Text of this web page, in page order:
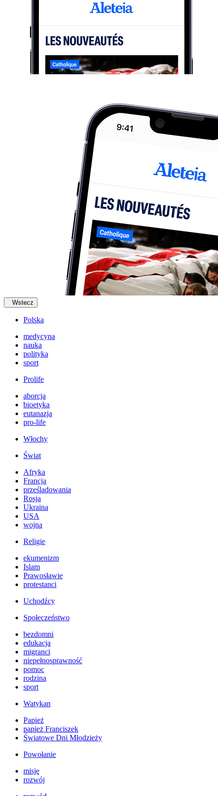
Wstecz
Polska
medycyna
nauka
polityka
sport
Prolife
aborcja
bioetyka
eutanazja
pro-life
Włochy
Świat
Afryka
Francja
prześladowania
Rosja
Ukraina
USA
wojna
Religie
ekumenizm
Islam
Prawosławie
protestanci
Uchodźcy
Społeczeństwo
bezdomni
edukacja
migranci
niepełnosprawność
pomoc
rodzina
sport
Watykan
Papież
papież Franciszek
Światowe Dni Młodzieży
Powołanie
misje
rozwój